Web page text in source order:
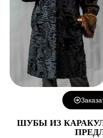
ШУБЫ ИЗ